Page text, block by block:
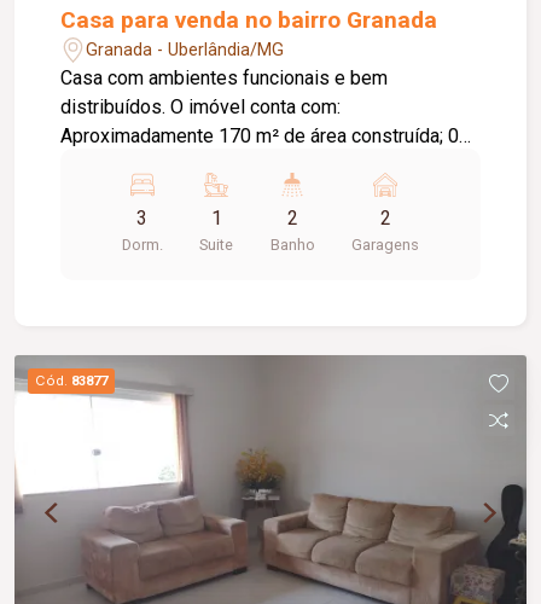
Casa para venda no bairro Granada
Granada - Uberlândia/MG
Casa com ambientes funcionais e bem
distribuídos. O imóvel conta com:
Aproximadamente 170 m² de área construída; 03
m² de terreno; Área de lazer: Varanda com
churrasqueira; Diferenciais do imóvel: Sistema de
alarme; Cerca elétrica; Câmeras de
3
Dorm.
1
Suite
2
Banho
2
Garagens
Cód. 83877